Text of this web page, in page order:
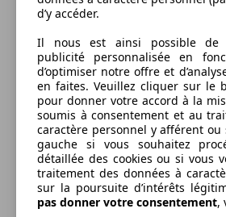
Carburant
223 g/km
Émissions de CO2 (combinées)*
Ø 8.4 l/100km
d’y accéder.
Il nous est ainsi possible de
publicité personnalisée en
d’optimiser notre offre et
en faites. Veuillez cliquer sur le
pour donner votre accord à la
soumis à consentement et au
caractère personnel y afférent
gauche si vous souhaitez
détaillée des cookies ou si vous
traitement des données à
sur la poursuite d’intérêts
pas donner votre consentement,